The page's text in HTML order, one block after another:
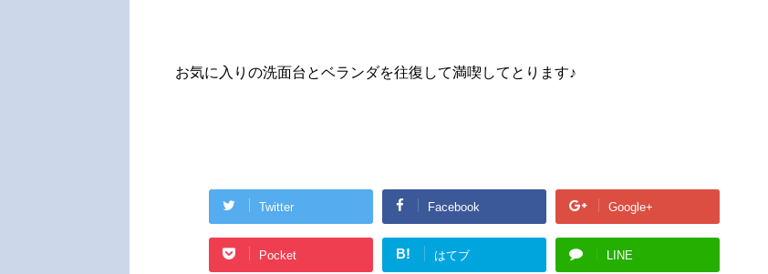
お気に入りの洗面台とベランダを往復して満喫してとります♪
Twitter Facebook Google+
Pocket B! はてブ LINE